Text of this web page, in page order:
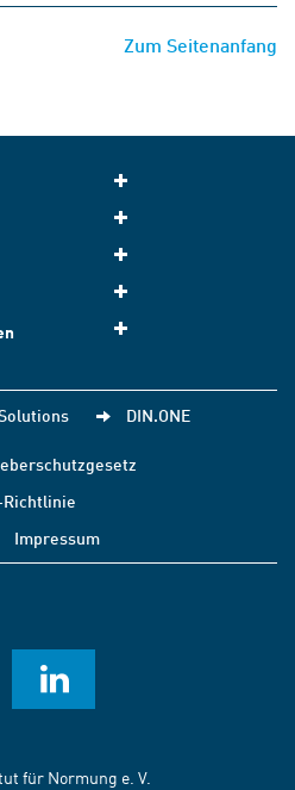
Zum Seitenanfang
DIN.ONE
Impressum
für Normung e. V.